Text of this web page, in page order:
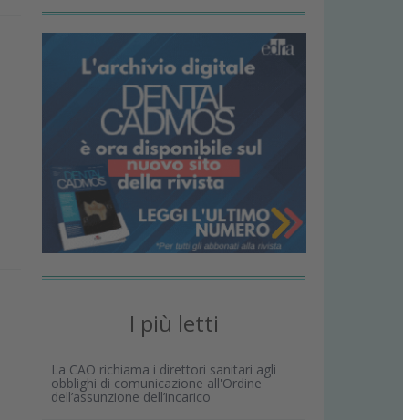
I più letti
La CAO richiama i direttori sanitari agli
obblighi di comunicazione all'Ordine
dell’assunzione dell’incarico